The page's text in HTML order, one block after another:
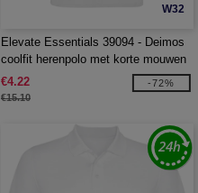
W32
Elevate Essentials 39094 - Deimos
coolfit herenpolo met korte mouwen
€4.22
€15.10
-72%